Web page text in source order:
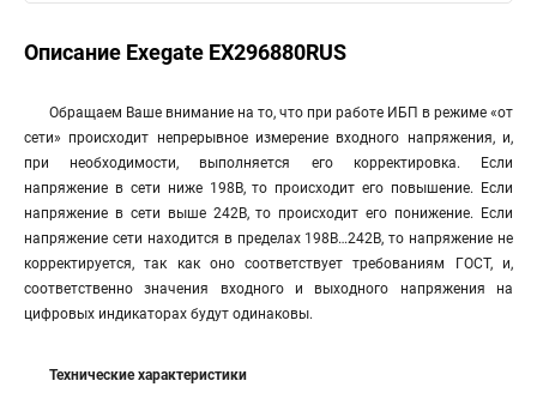
Описание Exegate EX296880RUS
Обращаем Ваше внимание на то, что при работе ИБП в режиме «от
сети» происходит непрерывное измерение входного напряжения, и,
при необходимости, выполняется его корректировка. Если
напряжение в сети ниже 198В, то происходит его повышение. Если
напряжение в сети выше 242В, то происходит его понижение. Если
напряжение сети находится в пределах 198В…242В, то напряжение не
корректируется, так как оно соответствует требованиям ГОСТ, и,
соответственно значения входного и выходного напряжения на
цифровых индикаторах будут одинаковы.
Технические характеристики